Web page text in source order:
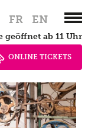
FR EN
geöffnet ab 11 Uhr
ONLINE TICKETS